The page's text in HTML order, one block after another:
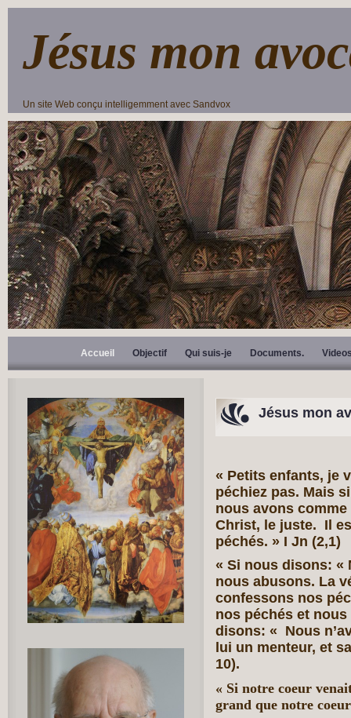
Jésus mon
Un site Web conçu intelligemment avec Sandvox
Accueil Objectif Qui suis-je Documents.
Jésus mon
« Petits enfants, je
péchiez pas. Mais
nous avons
Christ, le juste. Il
péchés. » I Jn (2,1)
« Si nous disons: «
nous abusons. La
confessons nos
nos péchés et
disons: « Nous
lui un menteur, et
10).
« Si notre coeur
grand que notre